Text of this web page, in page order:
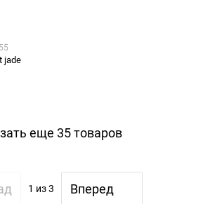
jade
еще 35 товаров
1 из 3 Вперед